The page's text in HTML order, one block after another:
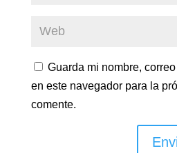
Guarda mi nombre,
en este navegador para la
comente.